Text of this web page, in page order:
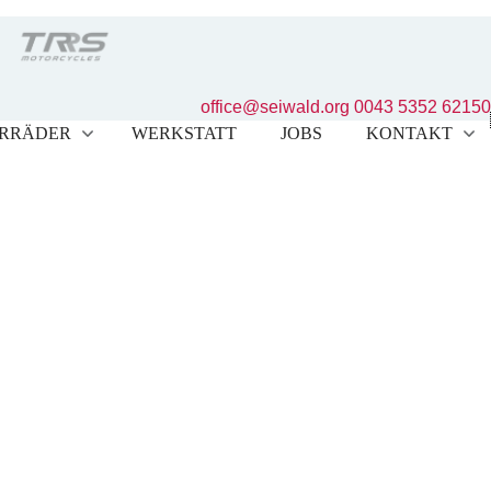
office@seiwald.org 0043 5352 62150
WERKSTATT JOBS KONTAKT